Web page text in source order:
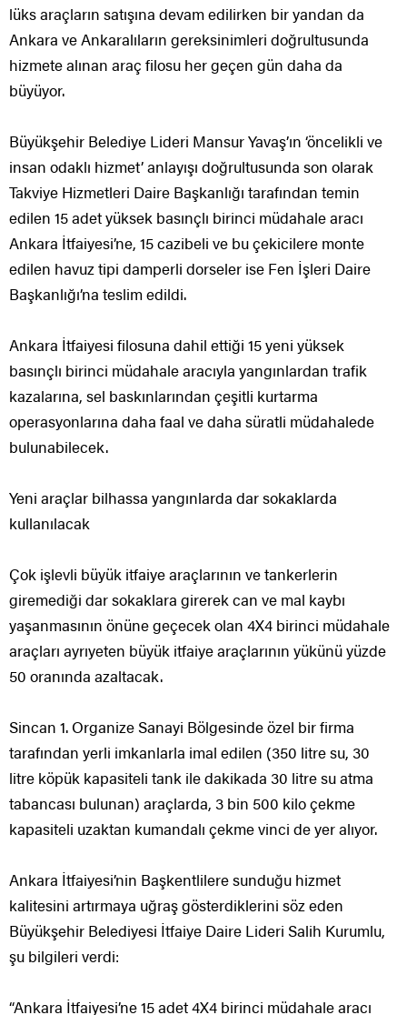
lüks araçların satışına devam edilirken bir yandan da
Ankara ve Ankaralıların gereksinimleri doğrultusunda
hizmete alınan araç filosu her geçen gün daha da
büyüyor.
Büyükşehir Belediye Lideri Mansur Yavaş’ın ‘öncelikli ve
insan odaklı hizmet’ anlayışı doğrultusunda son olarak
Takviye Hizmetleri Daire Başkanlığı tarafından temin
edilen 15 adet yüksek basınçlı birinci müdahale aracı
Ankara İtfaiyesi’ne, 15 cazibeli ve bu çekicilere monte
edilen havuz tipi damperli dorseler ise Fen İşleri Daire
Başkanlığı’na teslim edildi.
Ankara İtfaiyesi filosuna dahil ettiği 15 yeni yüksek
basınçlı birinci müdahale aracıyla yangınlardan trafik
kazalarına, sel baskınlarından çeşitli kurtarma
operasyonlarına daha faal ve daha süratli müdahalede
bulunabilecek.
Yeni araçlar bilhassa yangınlarda dar sokaklarda
kullanılacak
Çok işlevli büyük itfaiye araçlarının ve tankerlerin
giremediği dar sokaklara girerek can ve mal kaybı
yaşanmasının önüne geçecek olan 4X4 birinci müdahale
araçları ayrıyeten büyük itfaiye araçlarının yükünü yüzde
50 oranında azaltacak.
Sincan 1. Organize Sanayi Bölgesinde özel bir firma
tarafından yerli imkanlarla imal edilen (350 litre su, 30
litre köpük kapasiteli tank ile dakikada 30 litre su atma
tabancası bulunan) araçlarda, 3 bin 500 kilo çekme
kapasiteli uzaktan kumandalı çekme vinci de yer alıyor.
Ankara İtfaiyesi’nin Başkentlilere sunduğu hizmet
kalitesini artırmaya uğraş gösterdiklerini söz eden
Büyükşehir Belediyesi İtfaiye Daire Lideri Salih Kurumlu,
şu bilgileri verdi:
“Ankara İtfaiyesi’ne 15 adet 4X4 birinci müdahale aracı